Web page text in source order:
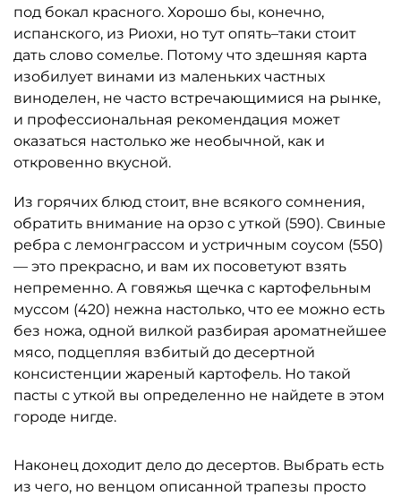
под бокал красного. Хорошо бы, конечно,
испанского, из Риохи, но тут опять–таки стоит
дать слово сомелье. Потому что здешняя карта
изобилует винами из маленьких частных
виноделен, не часто встречающимися на рынке,
и профессиональная рекомендация может
оказаться настолько же необычной, как и
откровенно вкусной.
Из горячих блюд стоит, вне всякого сомнения,
обратить внимание на орзо с уткой (590). Свиные
ребра с лемонграссом и устричным соусом (550)
— это прекрасно, и вам их посоветуют взять
непременно. А говяжья щечка с картофельным
муссом (420) нежна настолько, что ее можно есть
без ножа, одной вилкой разбирая ароматнейшее
мясо, подцепляя взбитый до десертной
консистенции жареный картофель. Но такой
пасты с уткой вы определенно не найдете в этом
городе нигде.
Наконец доходит дело до десертов. Выбрать есть
из чего, но венцом описанной трапезы просто